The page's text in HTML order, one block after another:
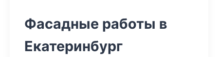
Фасадные работы в
Екатеринбург